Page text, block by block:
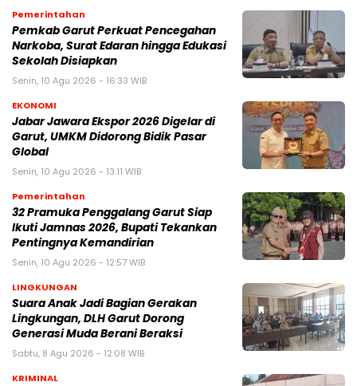
Pemerintahan
Pemkab Garut Perkuat Pencegahan
Narkoba, Surat Edaran hingga Edukasi
Sekolah Disiapkan
Senin, 10 Agu 2026 - 16:33 WIB
EKONOMI
Jabar Jawara Ekspor 2026 Digelar di
Garut, UMKM Didorong Bidik Pasar
Global
Senin, 10 Agu 2026 - 13:11 WIB
Pemerintahan
32 Pramuka Penggalang Garut Siap
Ikuti Jamnas 2026, Bupati Tekankan
Pentingnya Kemandirian
Senin, 10 Agu 2026 - 12:57 WIB
LINGKUNGAN
Suara Anak Jadi Bagian Gerakan
Lingkungan, DLH Garut Dorong
Generasi Muda Berani Beraksi
Sabtu, 8 Agu 2026 - 12:08 WIB
KRIMINAL